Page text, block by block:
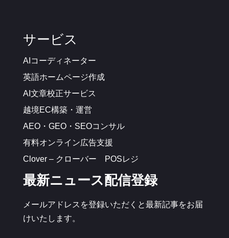
サービス
AIコーディネーター
英語ホームページ作成
AI文章校正サービス
越境EC構築・運営
AEO・GEO・SEOコンサル
有料オンライン広告支援
Clover – クローバー POSレジ
最新ニュース配信登録
メールアドレスを登録いただくと最新記事をお届
けいたします。